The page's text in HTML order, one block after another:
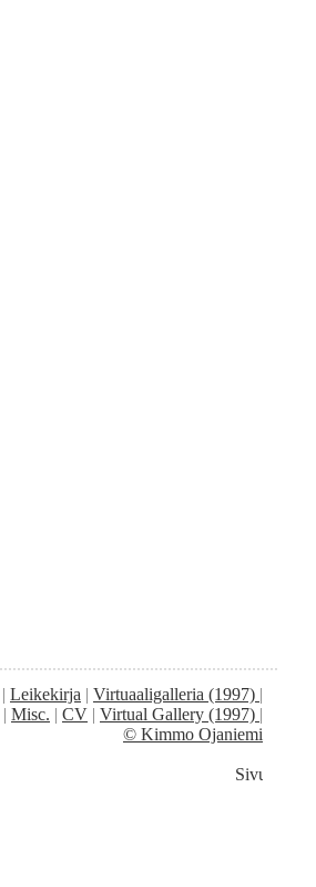
| Leikekirja | Virtuaaligalleria (1997) |
| Misc. | CV | Virtual Gallery (1997) |
© Kimmo Ojaniemi